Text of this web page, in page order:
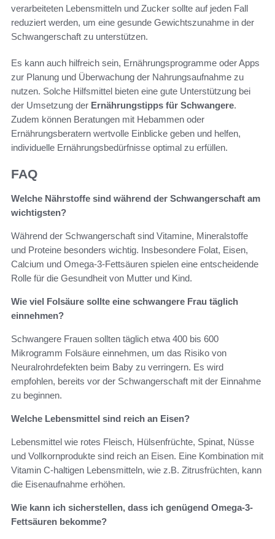
verarbeiteten Lebensmitteln und Zucker sollte auf jeden Fall
reduziert werden, um eine gesunde Gewichtszunahme in der
Schwangerschaft zu unterstützen.
Es kann auch hilfreich sein, Ernährungsprogramme oder Apps
zur Planung und Überwachung der Nahrungsaufnahme zu
nutzen. Solche Hilfsmittel bieten eine gute Unterstützung bei
der Umsetzung der Ernährungstipps für Schwangere.
Zudem können Beratungen mit Hebammen oder
Ernährungsberatern wertvolle Einblicke geben und helfen,
individuelle Ernährungsbedürfnisse optimal zu erfüllen.
FAQ
Welche Nährstoffe sind während der Schwangerschaft am
wichtigsten?
Während der Schwangerschaft sind Vitamine, Mineralstoffe
und Proteine besonders wichtig. Insbesondere Folat, Eisen,
Calcium und Omega-3-Fettsäuren spielen eine entscheidende
Rolle für die Gesundheit von Mutter und Kind.
Wie viel Folsäure sollte eine schwangere Frau täglich
einnehmen?
Schwangere Frauen sollten täglich etwa 400 bis 600
Mikrogramm Folsäure einnehmen, um das Risiko von
Neuralrohrdefekten beim Baby zu verringern. Es wird
empfohlen, bereits vor der Schwangerschaft mit der Einnahme
zu beginnen.
Welche Lebensmittel sind reich an Eisen?
Lebensmittel wie rotes Fleisch, Hülsenfrüchte, Spinat, Nüsse
und Vollkornprodukte sind reich an Eisen. Eine Kombination mit
Vitamin C-haltigen Lebensmitteln, wie z.B. Zitrusfrüchten, kann
die Eisenaufnahme erhöhen.
Wie kann ich sicherstellen, dass ich genügend Omega-3-
Fettsäuren bekomme?